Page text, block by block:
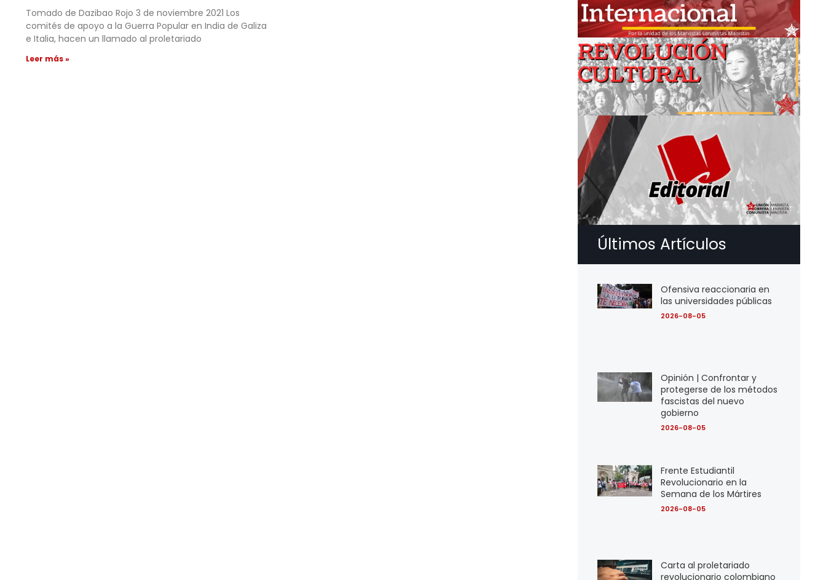
Tomado de Dazibao Rojo 3 de noviembre 2021 Los
comités de apoyo a la Guerra Popular en India de Galiza
e Italia, hacen un llamado al proletariado
Leer más »
Últimos Artículos
Ofensiva reaccionaria en
las universidades públicas
2026-08-05
Opinión | Confrontar y
protegerse de los métodos
fascistas del nuevo
gobierno
2026-08-05
Frente Estudiantil
Revolucionario en la
Semana de los Mártires
2026-08-05
Carta al proletariado
revolucionario colombiano